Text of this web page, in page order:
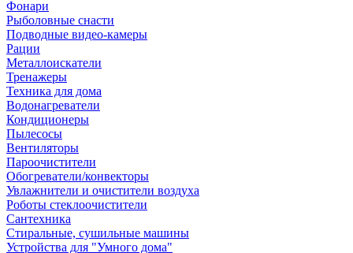
Фонари
Рыболовные снасти
Подводные видео-камеры
Рации
Металлоискатели
Тренажеры
Техника для дома
Водонагреватели
Кондиционеры
Пылесосы
Вентиляторы
Пароочистители
Обогреватели/конвекторы
Увлажнители и очистители воздуха
Роботы стеклоочистители
Сантехника
Стиральные, сушильные машины
Устройства для "Умного дома"